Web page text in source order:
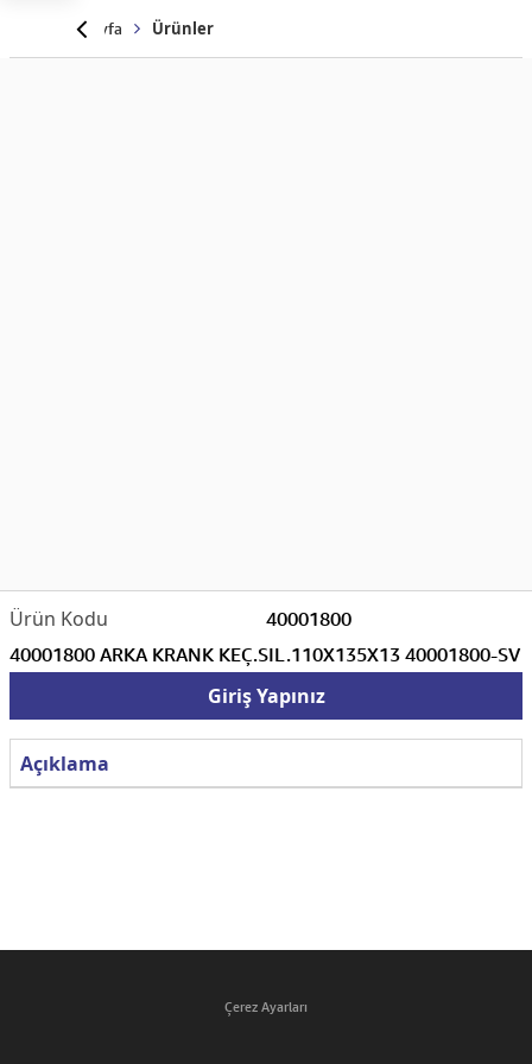
Anasayfa Ürünler
40001800
40001800 ARKA KRANK KEÇ.SIL.110X135X13 40001800-SV
Giriş Yapınız
Açıklama
Çerez Ayarları